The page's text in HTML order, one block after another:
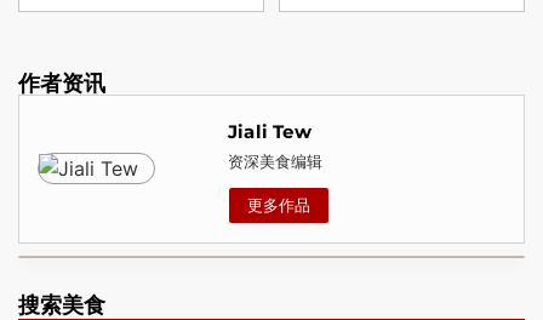
作者资讯
Jiali Tew
资深美食编辑
更多作品
搜索美食